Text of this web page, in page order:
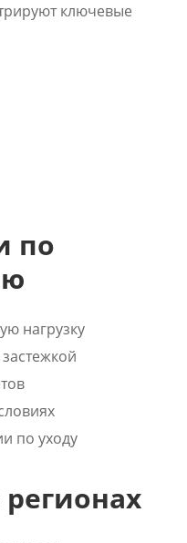
ключевые
по
нагрузку
по уходу